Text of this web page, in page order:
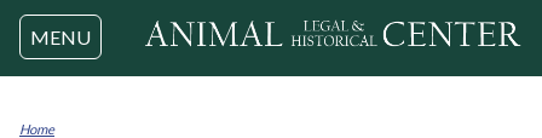
Jump to navigation
MENU
Home